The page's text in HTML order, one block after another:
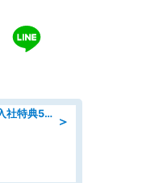
＞
2026年転職応援キャンペーン!入社特典58万円/デンソーで働こう!自動車工場で小型部品の検査業務 denso aichi